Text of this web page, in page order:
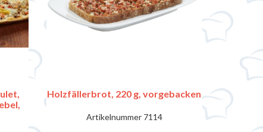
Holzfällerbrot, 220 g, vorgebacken
Artikelnummer 7114